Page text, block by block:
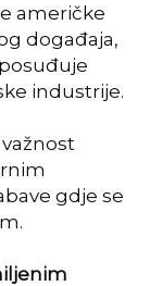
američke
događaja,
industrije.
gdje se